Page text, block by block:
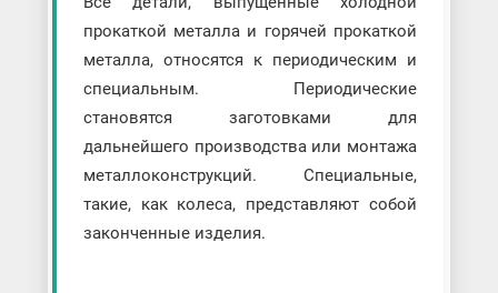
прокаткой металла и горячей прокаткой
металла, относятся к периодическим и
специальным. Периодические
становятся заготовками для
дальнейшего производства или монтажа
металлоконструкций. Специальные,
такие, как колеса, представляют собой
законченные изделия.